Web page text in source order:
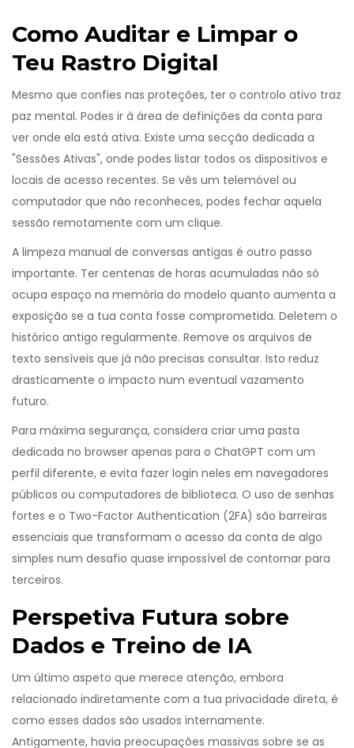
Como Auditar e Limpar o
Teu Rastro Digital
Mesmo que confies nas proteções, ter o controlo ativo traz
paz mental. Podes ir à área de definições da conta para
ver onde ela está ativa. Existe uma secção dedicada a
"Sessões Ativas", onde podes listar todos os dispositivos e
locais de acesso recentes. Se vês um telemóvel ou
computador que não reconheces, podes fechar aquela
sessão remotamente com um clique.
A limpeza manual de conversas antigas é outro passo
importante. Ter centenas de horas acumuladas não só
ocupa espaço na memória do modelo quanto aumenta a
exposição se a tua conta fosse comprometida. Deletem o
histórico antigo regularmente. Remove os arquivos de
texto sensíveis que já não precisas consultar. Isto reduz
drasticamente o impacto num eventual vazamento
futuro.
Para máxima segurança, considera criar uma pasta
dedicada no browser apenas para o ChatGPT com um
perfil diferente, e evita fazer login neles em navegadores
públicos ou computadores de biblioteca. O uso de senhas
fortes e o Two-Factor Authentication (2FA) são barreiras
essenciais que transformam o acesso da conta de algo
simples num desafio quase impossível de contornar para
terceiros.
Perspetiva Futura sobre
Dados e Treino de IA
Um último aspeto que merece atenção, embora
relacionado indiretamente com a tua privacidade direta, é
como esses dados são usados internamente.
Antigamente, havia preocupações massivas sobre se as